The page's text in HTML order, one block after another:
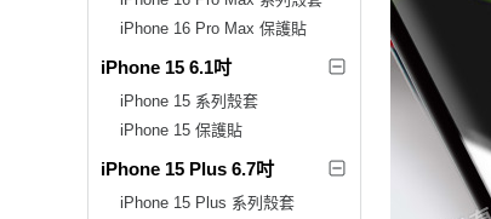
iPhone 16 Pro Max 保護貼
iPhone 15 6.1吋
iPhone 15 系列殼套
iPhone 15 保護貼
iPhone 15 Plus 6.7吋
iPhone 15 Plus 系列殼套